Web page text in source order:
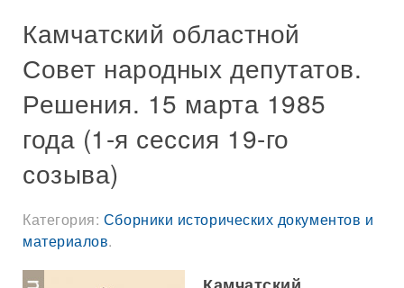
Камчатский областной
Совет народных депутатов.
Решения. 15 марта 1985
года (1-я сессия 19-го
созыва)
Категория: Сборники исторических документов и
материалов.